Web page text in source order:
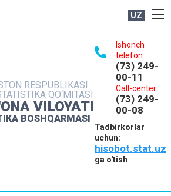
UZ
RESPUBLIKASI
QO‘MITASI
VILOYATI
BOSHQARMASI
Ishonch
telefon
(73) 249-
00-11
Call-center
(73) 249-
00-08
Tadbirkorlar
uchun:
hisobot.stat.uz
ga o'tish
NASHRLAR
XIZMATLAR
MATBUOT XIZMATI